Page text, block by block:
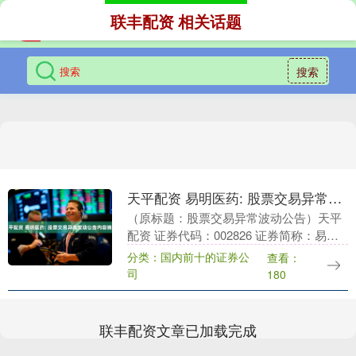
搜索
联丰配资 相关话题
天平配资 易明医药: 股票交易异常波动公告内容摘要
（原标题：股票交易异常波动公告）天平
配资 证券代码：002826 证券简称：易明
医药 公告编号：2025-040 西藏易明西雅
医药科技股份有限公司股票交易异常波....
分类：国内前十的证券公
司
查看：
180
联丰配资文章已加载完成